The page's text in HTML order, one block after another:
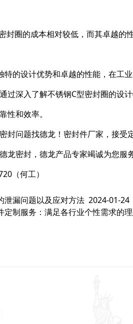
封圈的成本相对较低，而其卓越的
特的设计优势和卓越的性能，在工
过深入了解不锈钢C型密封圈的设
性和效率。
封问题找德龙！密封件厂家，接
龙密封，德龙产品专家竭诚为您服
（何工）
泄漏问题以及应对方法 2024-01-24
定制服务：满足各行业个性需求的